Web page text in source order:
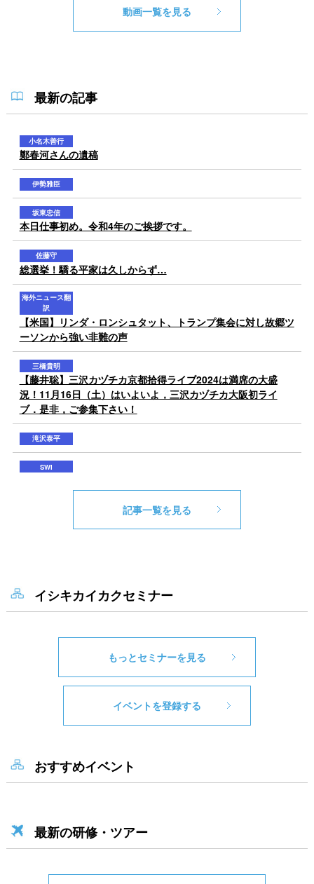
動画一覧を見る
最新の記事
記事一覧を見る
イシキカイカクセミナー
もっとセミナーを見る
イベントを登録する
おすすめイベント
最新の研修・ツアー